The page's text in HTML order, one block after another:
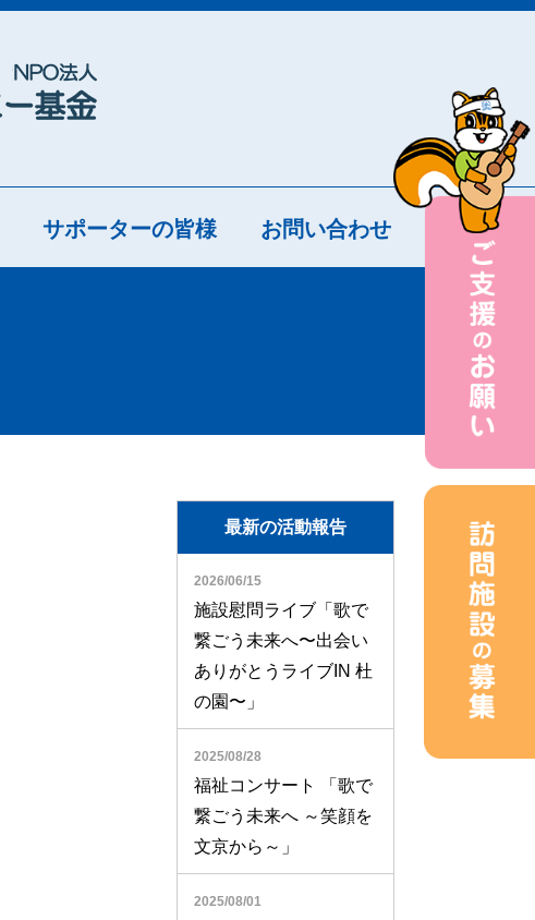
サポーターの皆様 お問い合わせ
最新の活動報告
2026/06/15
施設慰問ライブ「歌で
繋ごう未来へ〜出会い
ありがとうライブIN 杜
の園〜」
2025/08/28
福祉コンサート 「歌で
繋ごう未来へ ～笑顔を
文京から～」
2025/08/01